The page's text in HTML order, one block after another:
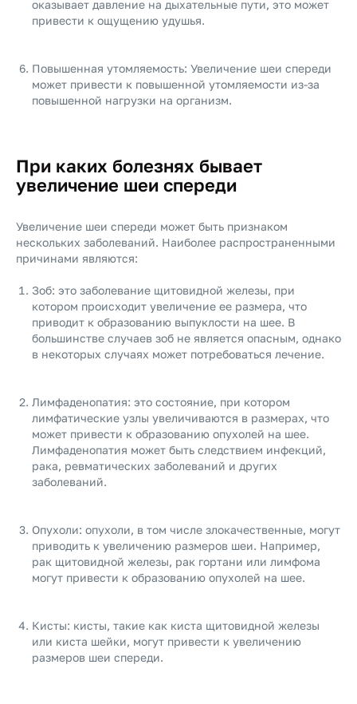
оказывает давление на дыхательные пути, это может
привести к ощущению удушья.
Повышенная утомляемость: Увеличение шеи спереди
может привести к повышенной утомляемости из-за
повышенной нагрузки на организм.
При каких болезнях бывает
увеличение шеи спереди
Увеличение шеи спереди может быть признаком
нескольких заболеваний. Наиболее распространенными
причинами являются:
Зоб: это заболевание щитовидной железы, при
котором происходит увеличение ее размера, что
приводит к образованию выпуклости на шее. В
большинстве случаев зоб не является опасным, однако
в некоторых случаях может потребоваться лечение.
Лимфаденопатия: это состояние, при котором
лимфатические узлы увеличиваются в размерах, что
может привести к образованию опухолей на шее.
Лимфаденопатия может быть следствием инфекций,
рака, ревматических заболеваний и других
заболеваний.
Опухоли: опухоли, в том числе злокачественные, могут
приводить к увеличению размеров шеи. Например,
рак щитовидной железы, рак гортани или лимфома
могут привести к образованию опухолей на шее.
Кисты: кисты, такие как киста щитовидной железы
или киста шейки, могут привести к увеличению
размеров шеи спереди.